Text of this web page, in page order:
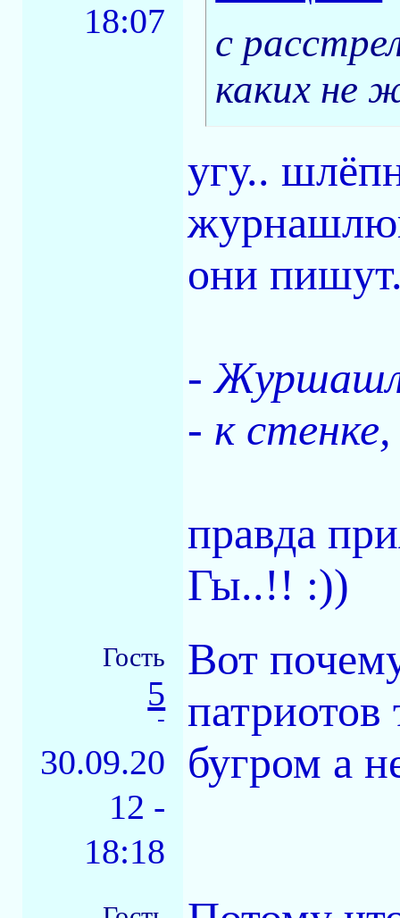
18:07
с
каких не
угу..
они
-
- к
правда
Гы..!! :))
Гость
5
-
30.09.20
12 -
18:18
Вот
патриотов
бугром а